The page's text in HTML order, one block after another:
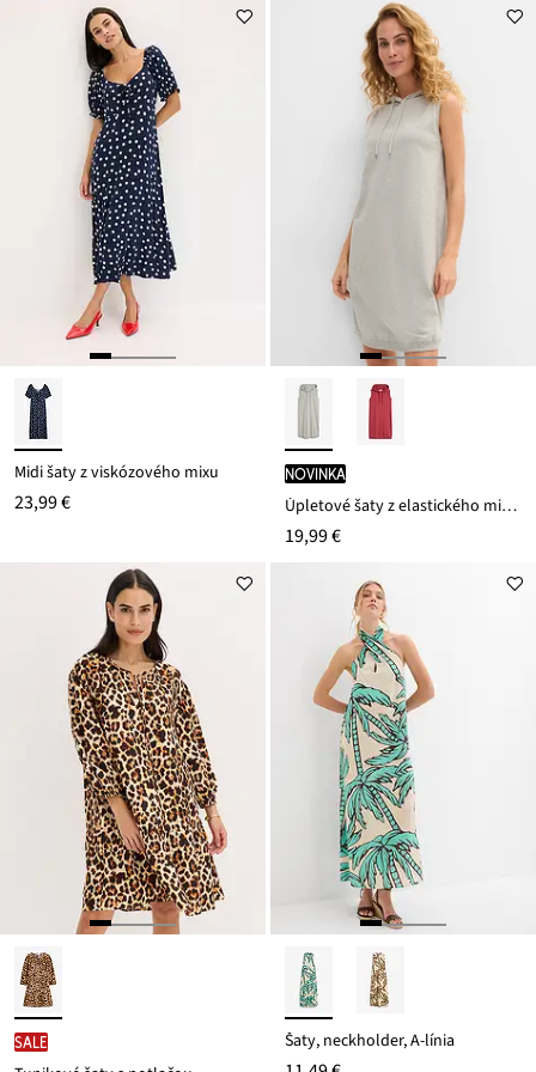
Midi šaty z viskózového mixu
23,99 €
novinka
Úpletové šaty z elastického mixu bavlny
19,99 €
SALE Šaty, neckholder, A-línia